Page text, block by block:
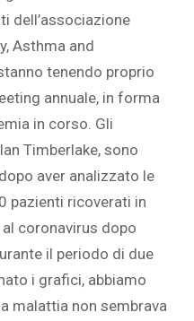
dell’associazione
Asthma and
tenendo proprio
annuale, in forma
in corso. Gli
Timberlake, sono
aver analizzato le
pazienti ricoverati in
coronavirus dopo
il periodo di due
i grafici, abbiamo
malattia non sembrava